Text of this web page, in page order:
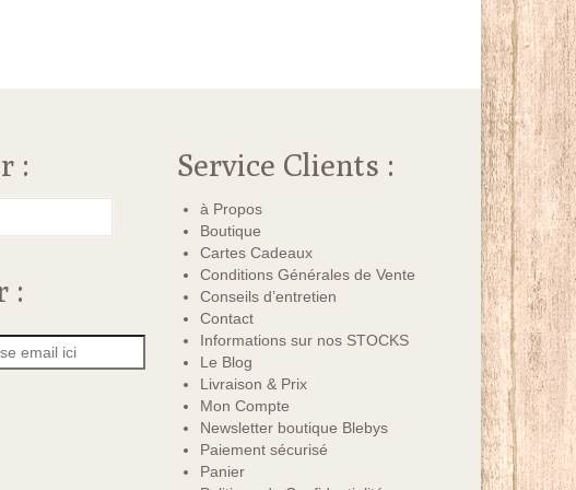
:
:
Service Clients :
à Propos
Boutique
Cartes Cadeaux
Conditions Générales de Vente
Conseils d’entretien
Contact
Informations sur nos STOCKS
Le Blog
Livraison & Prix
Mon Compte
Newsletter boutique Blebys
Paiement sécurisé
Panier